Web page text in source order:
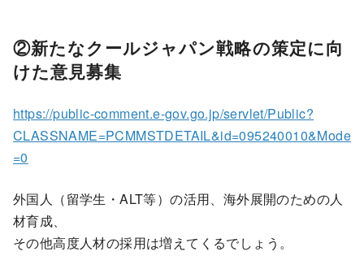
②新たなクールジャパン戦略の策定に向
けた意見募集
https://public-comment.e-gov.go.jp/servlet/Public?
CLASSNAME=PCMMSTDETAIL&id=095240010&Mode
=0
外国人（留学生・ALT等）の活用、海外展開のための人
材育成、
その他高度人材の採用は増えてくるでしょう。